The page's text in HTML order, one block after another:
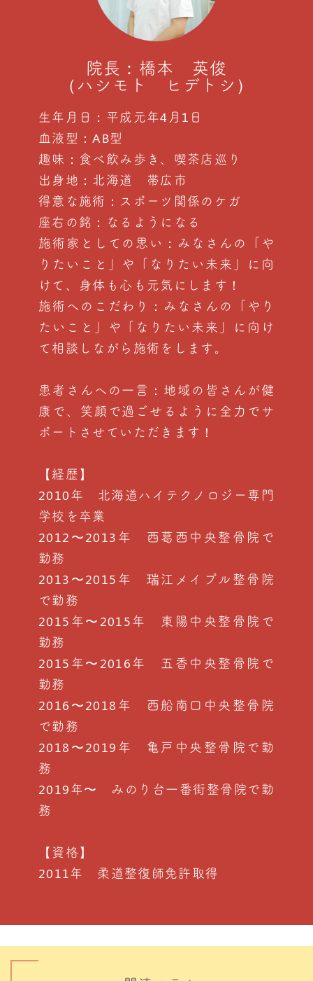
院長：橋本 英俊
（ハシモト ヒデトシ）
生年月日：平成元年4月1日
血液型：AB型
趣味：食べ飲み歩き、喫茶店巡り
出身地：北海道 帯広市
得意な施術：スポーツ関係のケガ
座右の銘：なるようになる
施術家としての思い：みなさんの「や
りたいこと」や「なりたい未来」に向
けて、身体も心も元気にします！
施術へのこだわり：みなさんの「やり
たいこと」や「なりたい未来」に向け
て相談しながら施術をします。
患者さんへの一言：地域の皆さんが健
康で、笑顔で過ごせるように全力でサ
ポートさせていただきます！
【経歴】
2010年 北海道ハイテクノロジー専門
学校を卒業
2012〜2013年 西葛西中央整骨院で
勤務
2013〜2015年 瑞江メイプル整骨院
で勤務
2015年〜2015年 東陽中央整骨院で
勤務
2015年〜2016年 五香中央整骨院で
勤務
2016〜2018年 西船南口中央整骨院
で勤務
2018〜2019年 亀戸中央整骨院で勤
務
2019年〜 みのり台一番街整骨院で勤
務
【資格】
2011年 柔道整復師免許取得